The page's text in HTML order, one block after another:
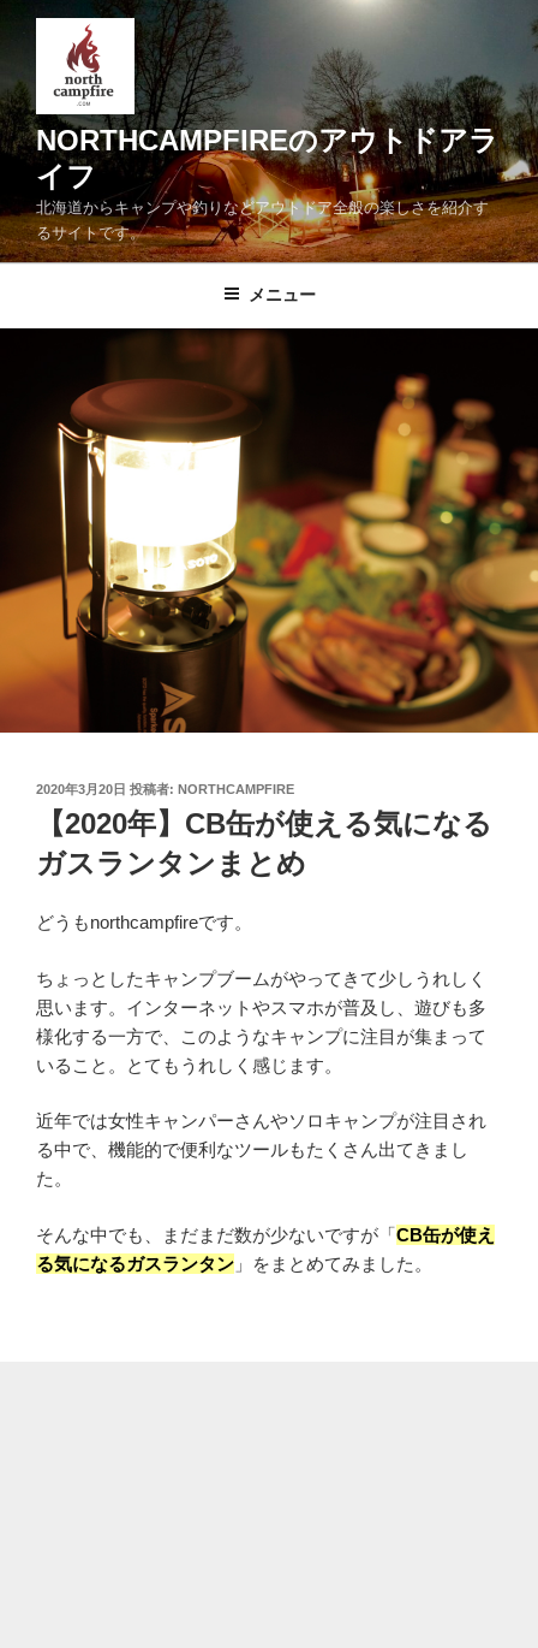
ン
ツ
へ
キ
ッ
NORTHCAMPFIREのアウトドアラ
イフ
北海道からキャンプや釣りなどアウトドア全般の楽しさを紹介す
るサイトです。
メニュー
投
2020年3月20日 投稿者: NORTHCAMPFIRE
【2020年】CB缶が使える気になる
ガスランタンまとめ
どうもnorthcampfireです。
ちょっとしたキャンプブームがやってきて少しうれしく
思います。インターネットやスマホが普及し、遊びも多
様化する一方で、このようなキャンプに注目が集まって
いること。とてもうれしく感じます。
近年では女性キャンパーさんやソロキャンプが注目され
る中で、機能的で便利なツールもたくさん出てきまし
た。
そんな中でも、まだまだ数が少ないですが「CB缶が使え
る気になるガスランタン 」をまとめてみました。